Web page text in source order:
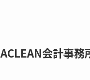
ACLEAN会計事務